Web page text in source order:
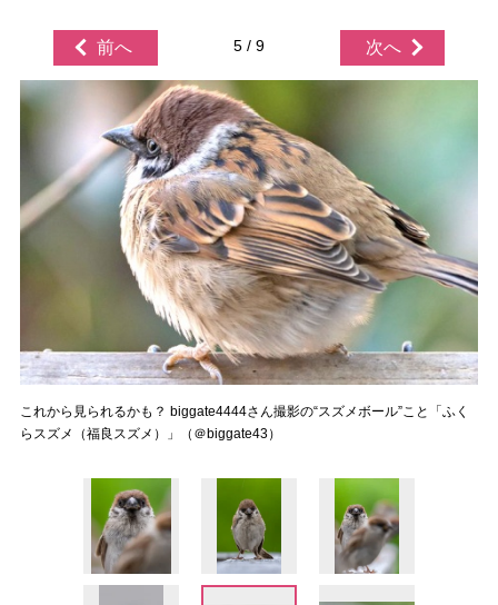
前へ 5 / 9 次へ
これから見られるかも？ biggate4444さん撮影の“スズメボール”こと「ふく
らスズメ（福良スズメ）」（＠biggate43）